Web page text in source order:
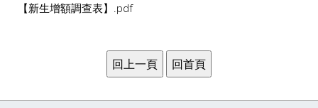
【新生增額調查表】.pdf